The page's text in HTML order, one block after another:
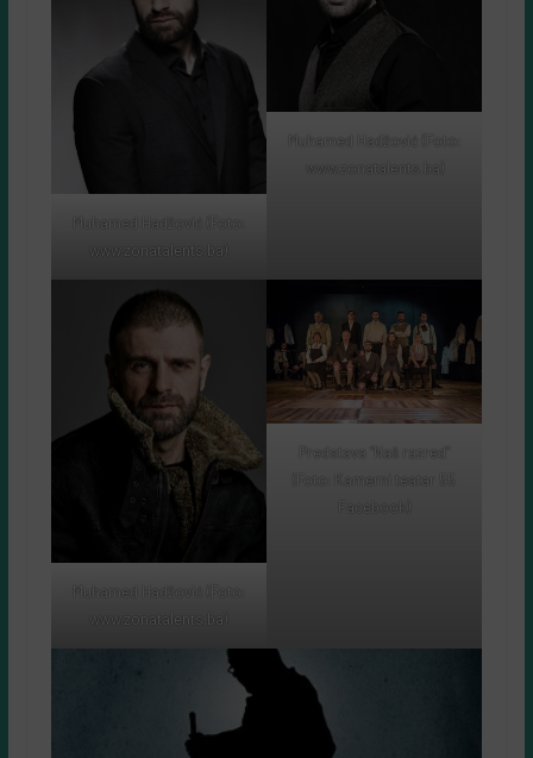
Muhamed Hadžović (Foto:
www.zonatalents.ba)
Muhamed Hadžović (Foto:
www.zonatalents.ba)
Muhamed Hadžović (Foto:
www.zonatalents.ba)
Predstava “Naš razred”
(Foto: Kamerni teatar 55
Facebook)